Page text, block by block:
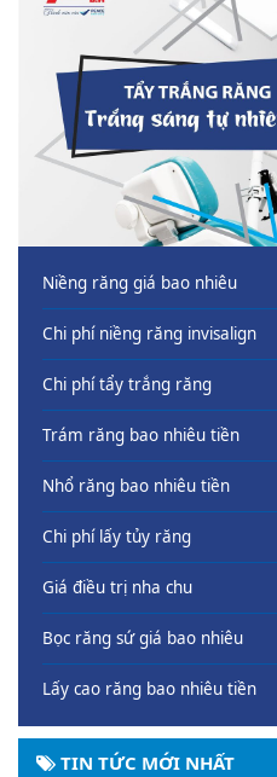
Niềng răng giá bao nhiêu
Chi phí niềng răng invisalign
Chi phí tẩy trắng răng
Trám răng bao nhiêu tiền
Nhổ răng bao nhiêu tiền
Chi phí lấy tủy răng
Giá điều trị nha chu
Bọc răng sứ giá bao nhiêu
Lấy cao răng bao nhiêu tiền
TIN TỨC MỚI NHẤT